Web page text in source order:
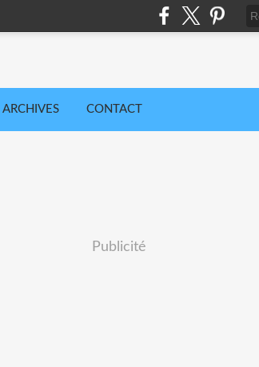
ARCHIVES CONTACT
Publicité